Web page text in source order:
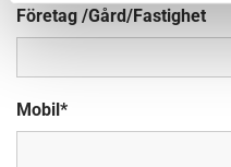
Företag /Gård/Fastighet
Mobil*